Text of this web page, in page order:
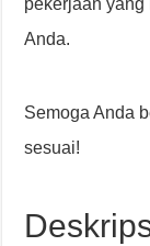
pekerjaan yang
Anda.
Semoga Anda
sesuai!